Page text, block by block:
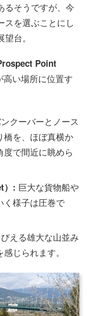
るそうですが、今
スを選ぶことにし
台。
Point
い場所に位置す
クーバーとノース
橋を、ほぼ真横か
度で間近に眺めら
）: 巨大な貨物船や
く様子は圧巻で
える雄大な山並み
じられます。